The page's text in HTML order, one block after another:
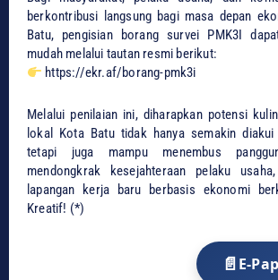
berkontribusi langsung bagi masa depan
Batu, pengisian borang survei PMK3I
mudah melalui tautan resmi berikut:
https://ekr.af/borang-pmk3i
Melalui penilaian ini, diharapkan potensi
lokal Kota Batu tidak hanya semakin
tetapi juga mampu menembus
mendongkrak kesejahteraan pelaku
lapangan kerja baru berbasis ekonomi
Kreatif! (*)
E-